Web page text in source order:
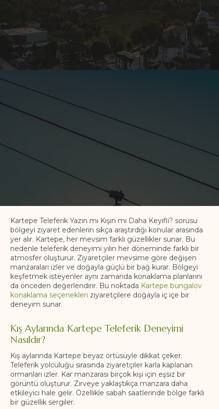
Kartepe Teleferik Yazın mı Kışın mı Daha Keyifli? sorusu
bölgeyi ziyaret edenlerin sıkça araştırdığı konular arasında
yer alır. Kartepe, her mevsim farklı güzellikler sunar. Bu
nedenle teleferik deneyimi yılın her döneminde farklı bir
atmosfer oluşturur. Ziyaretçiler mevsime göre değişen
manzaraları izler ve doğayla güçlü bir bağ kurar. Bölgeyi
keşfetmek isteyenler aynı zamanda konaklama planlarını
da önceden değerlendirir. Bu noktada Kartepe bungalov
konaklama seçenekleri ziyaretçilere doğayla iç içe bir
deneyim sunar.
Kış Aylarında Kartepe Teleferik Deneyimi
Nasıldır?
Kış aylarında Kartepe beyaz örtüsüyle dikkat çeker.
Teleferik yolculuğu sırasında ziyaretçiler karla kaplanan
ormanları izler. Kar manzarası birçok kişi için eşsiz bir
görüntü oluşturur. Zirveye yaklaştıkça manzara daha
etkileyici hale gelir. Özellikle sabah saatlerinde bölge farklı
bir güzellik sergiler.